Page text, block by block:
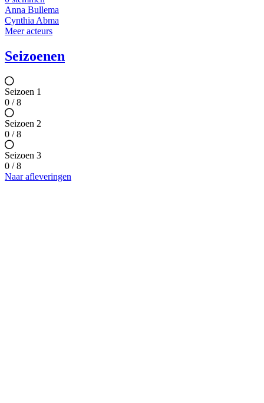
Anna Bullema
Cynthia Abma
Meer acteurs
Seizoenen
Seizoen 1
0 / 8
Seizoen 2
0 / 8
Seizoen 3
0 / 8
Naar afleveringen